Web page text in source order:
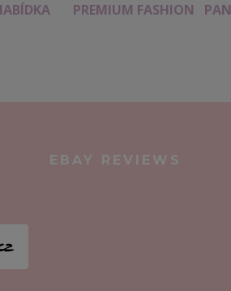
PREMIUM FASHION
EBAY REVIEWS